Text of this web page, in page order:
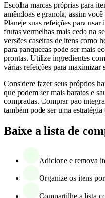
Escolha marcas próprias para
amêndoas e granola, assim
Planeje suas refeições para usar
frutas vermelhas mais cedo na
versões caseiras de itens como
para panquecas pode ser mais
prontas. Utilize ingredientes
várias refeições para maximizar
Considere fazer seus próprios
que podem ser mais baratos e
compradas. Comprar pão
também pode ser uma estratégia
Baixe a lista de
Adicione e remova
Organize os itens
Compartilhe a lista